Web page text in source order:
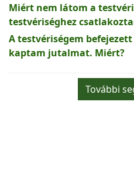
Miért nem látom a
testvériséghez
A testvériségem
kaptam jutalmat. Miért?
További